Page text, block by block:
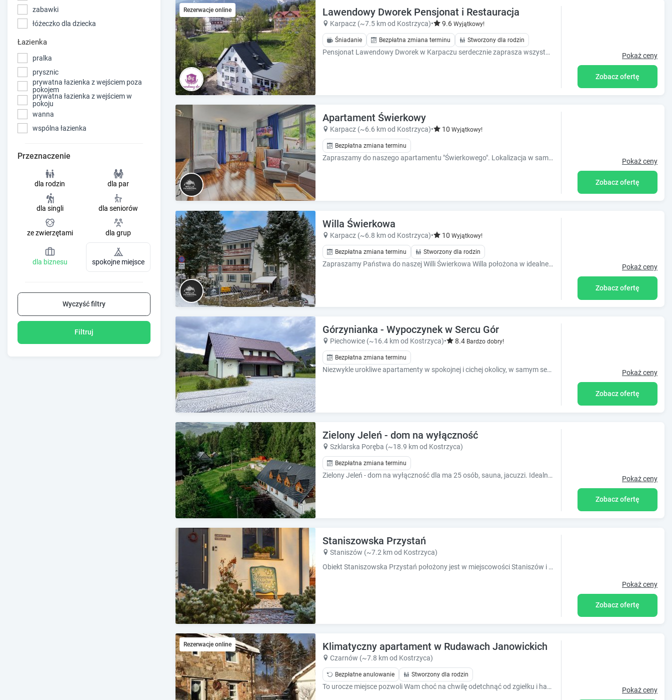
d
s
h
o
r
t
c
u
t
r
h
a
n
g
i
d
a
t
e
s
.
d
s
h
o
r
o
r
c
h
d
a
t
e
zabawki
łóżeczko dla dziecka
Łazienka
pralka
prysznic
prywatna łazienka z wejściem poza
pokojem
prywatna łazienka z wejściem w
pokoju
wanna
wspólna łazienka
Przeznaczenie
dla rodzin dla par
dla singli dla seniorów
ze zwierzętami dla grup
dla biznesu spokojne miejsce
Wyczyść filtry
Filtruj
Rezerwacje online Lawendowy Dworek Pensjonat i Restauracja
Karpacz (~7.5 km od Kostrzyca)• 9.6 Wyjątkowy!
Śniadanie Bezpłatna zmiana terminu Stworzony dla rodzin
Pensjonat Lawendowy Dworek w Karpaczu serdecznie zaprasza wszystkich Państwa do niezapomnianego wypoczynku u podnóża Śnieżki. Pokaż ceny
Zobacz ofertę
Apartament Świerkowy
Karpacz (~6.6 km od Kostrzyca)• 10 Wyjątkowy!
Bezpłatna zmiana terminu
Zapraszamy do naszego apartamentu "Świerkowego". Lokalizacja w samym centrum ,100 metrów na deptak. Kapitalny remont w 2022 roku. Pokaż ceny
Zobacz ofertę
Willa Świerkowa
Karpacz (~6.8 km od Kostrzyca)• 10 Wyjątkowy!
Bezpłatna zmiana terminu Stworzony dla rodzin
Zapraszamy Państwa do naszej Willi Świerkowa Willa położona w idealnej lokalizacji. 300 metrów do centrum. Cisza i spokój. Odpoczynek Pokaż ceny
Zobacz ofertę
Górzynianka - Wypoczynek w Sercu Gór
Piechowice (~16.4 km od Kostrzyca)• 8.4 Bardzo dobry!
Bezpłatna zmiana terminu
Niezwykle urokliwe apartamenty w spokojnej i cichej okolicy, w samym sercu gór. Pokaż ceny
Zobacz ofertę
Zielony Jeleń - dom na wyłączność
Szklarska Poręba (~18.9 km od Kostrzyca)
Bezpłatna zmiana terminu
Zielony Jeleń - dom na wyłączność dla ma 25 osób, sauna, jacuzzi. Idealny na workation, uroczystości, spotkania rodzinne, wakacje, urlop oraz święta. Pokaż ceny
Zobacz ofertę
Staniszowska Przystań
Staniszów (~7.2 km od Kostrzyca)
Obiekt Staniszowska Przystań położony jest w miejscowości Staniszów i oferuje wspólny salon oraz klimatyzację. Odległość ważnych miejsc od
Pokaż ceny
Zobacz ofertę
Rezerwacje online Klimatyczny apartament w Rudawach Janowickich
Czarnów (~7.8 km od Kostrzyca)
Bezpłatne anulowanie Stworzony dla rodzin
To urocze miejsce pozwoli Wam choć na chwilę odetchnąć od zgiełku i hałasu przysłowiowego "wielkiego miasta". Serdecznie zapraszamy :) Pokaż ceny